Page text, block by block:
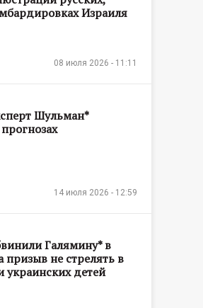
Израиля
08 июля 2026 - 11:11
Шульман*
14 июля 2026 - 12:59
Галямину* в
призыв не стрелять в
украинских детей